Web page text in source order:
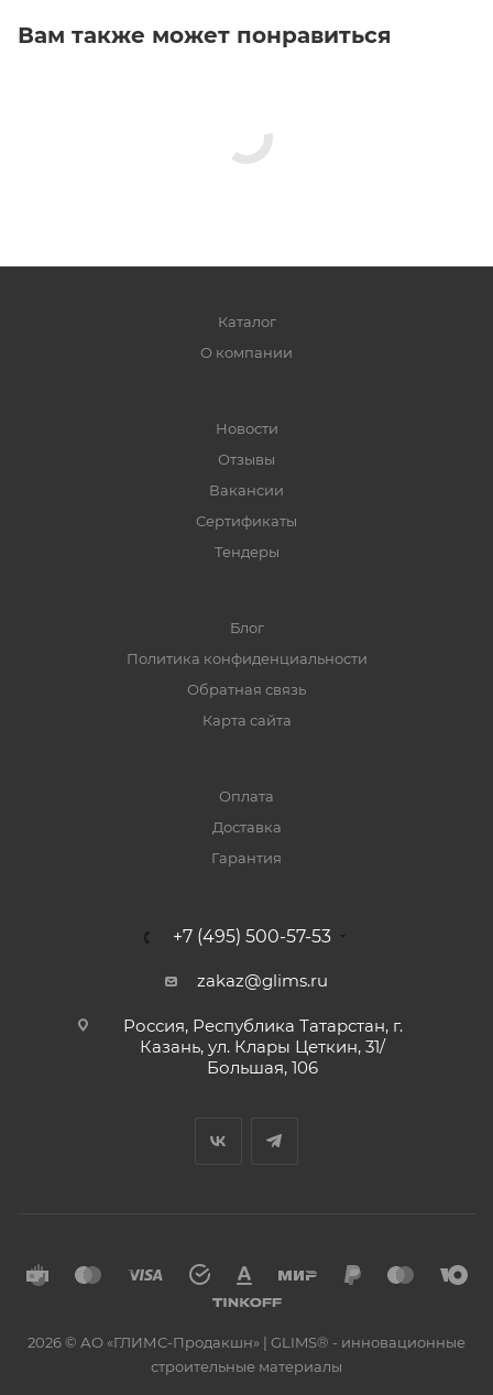
Вам также может понравиться
Каталог
О компании
Новости
Отзывы
Вакансии
Сертификаты
Тендеры
Блог
Политика конфиденциальности
Обратная связь
Карта сайта
Оплата
Доставка
Гарантия
+7 (495) 500-57-53
zakaz@glims.ru
Россия, Республика Татарстан, г.
Казань, ул. Клары Цеткин, 31/
Большая, 106
2026 © АО «ГЛИМС-Продакшн» | GLIMS® - инновационные
строительные материалы